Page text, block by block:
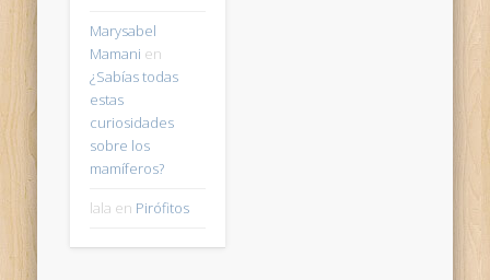
Marysabel
Mamani en
¿Sabías todas
estas
curiosidades
sobre los
mamíferos?
lala en Pirófitos